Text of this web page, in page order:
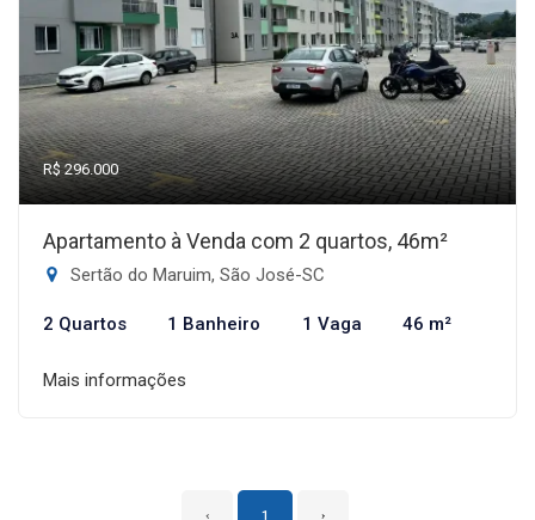
R$ 296.000
Apartamento à Venda com 2 quartos, 46m²
Sertão do Maruim, São José-SC
2 Quartos 1 Banheiro 1 Vaga 46 m²
Mais informações
‹ 1 ›